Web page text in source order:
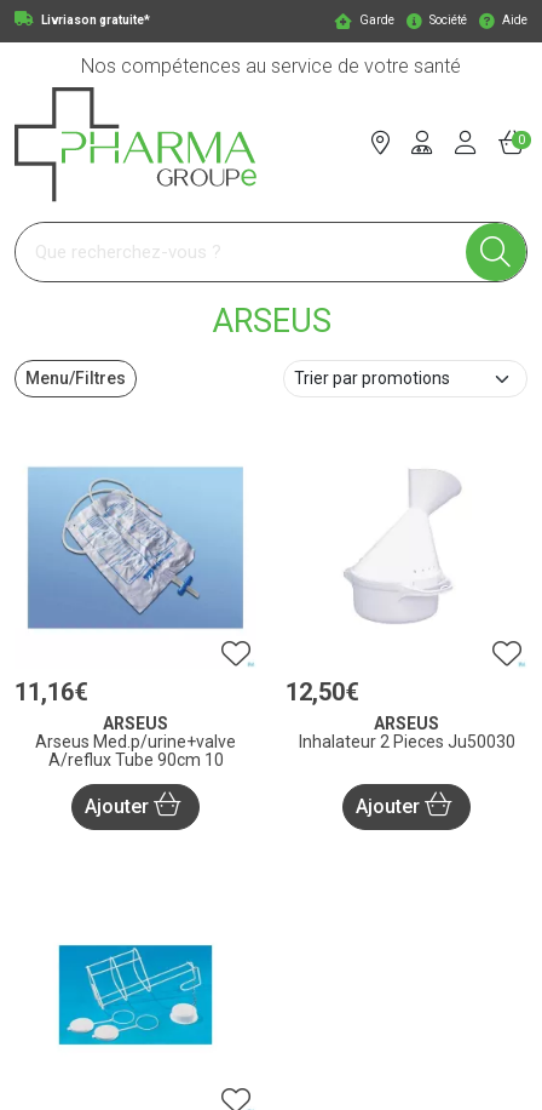
Livriason gratuite* Garde Société Aide
Nos compétences au service de votre santé
Pharmagroupe Votre pharmacie en ligne à votre service
0
ARSEUS
Menu/Filtres
11 ,16€
ARSEUS
Arseus Med.p/urine+valve
A/reflux Tube 90cm 10
Ajouter
12,50€
ARSEUS
Inhalateur 2 Pieces Ju50030
Ajouter